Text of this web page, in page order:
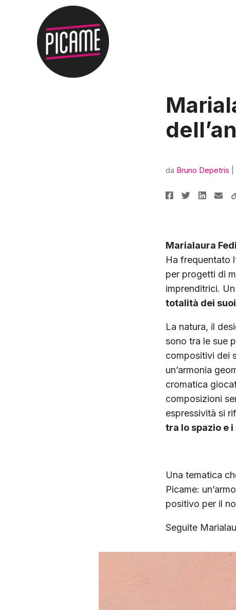
da Bruno Depetris
Marialaura Fedi
Ha frequentato
per progetti di
imprenditrici.
totalità dei
La natura, il
sono tra le sue
compositivi dei
un’armonia
cromatica
composizioni
espressività si
tra lo spazio e
Una tematica
Picame:
positivo per il
Seguite